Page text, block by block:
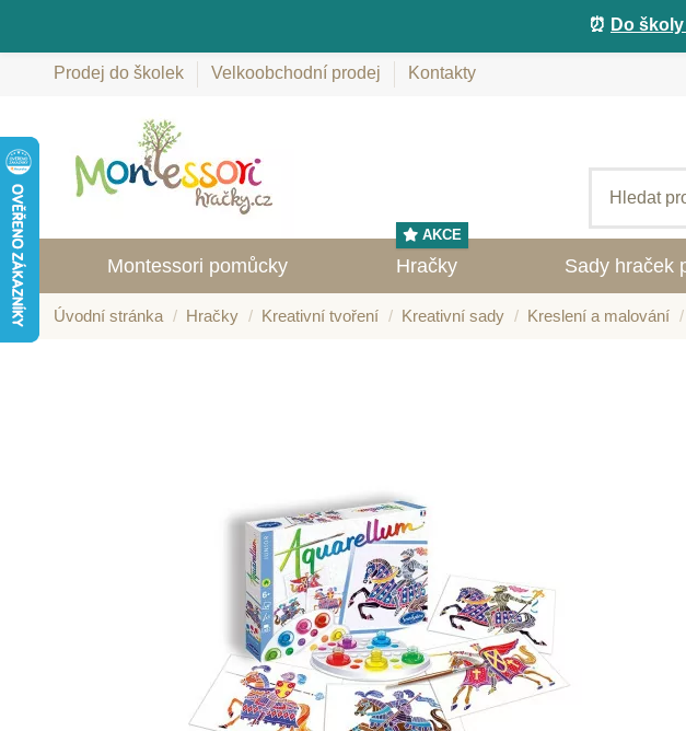
⏰ Do
Prodej do školek Velkoobchodní prodej Kontakty
Montessori pomůcky Hračky
AKCE
Sady hraček
Úvodní stránka Hračky Kreativní tvoření Kreativní sady Kreslení a malování